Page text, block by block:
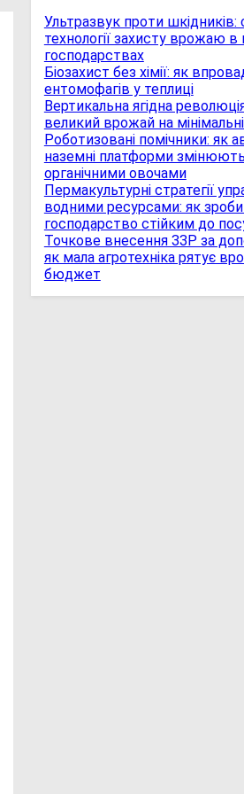
Ультразвук проти шкідників:
технології захисту врожаю в
господарствах
Біозахист без хімії: як
ентомофагів у теплиці
Вертикальна ягідна
великий врожай на
Роботизовані помічники: як
наземні платформи
органічними овочами
Пермакультурні стратегії
водними ресурсами: як
господарство стійким до
Точкове внесення ЗЗР за
як мала агротехніка рятує
бюджет